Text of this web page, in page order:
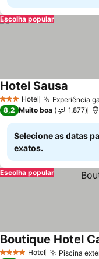
Escolha popular
3 EstrelasHotel Experiência
Hotel Sausa
8,2 Muito boa 1.877
Selecione as datas
exatos.
Escolha popular
4 EstrelasHotel Piscina
Boutique Hotel